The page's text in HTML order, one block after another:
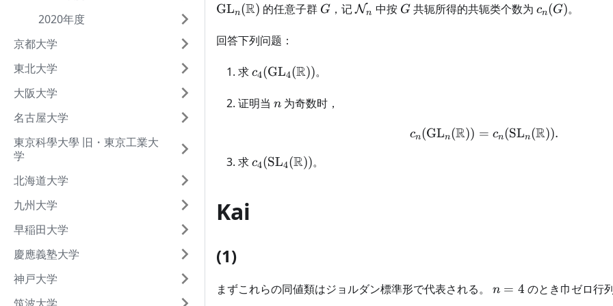
2020年度
京都大学
東北大学
大阪大学
名古屋大学
東京科學大學 旧・東京工業大
学
北海道大学
九州大学
早稲田大学
慶應義塾大学
神戸大学
2
GLn(R) 的任意子群 G
G ，记\mathcal{N}_n
Nn 中按 G
G共轭所得的共轭类个数为 c_n(G)
cn(G)。
回答下列问题：
求c_4(\mathrm{GL}_4(\mathbb{R}))
c4(GL4(R))。
证明当 n
n 为奇数时，
cn(GLn(R)) = cn(SLn(R)).
求c_4(\mathrm{SL}_4(\mathbb{R}))
c4(SL4(R))。
Kai
(1)
まずこれらの同値類はジョルダン標準形で代表される。 n=4
n = 4 のとき巾ゼロ行